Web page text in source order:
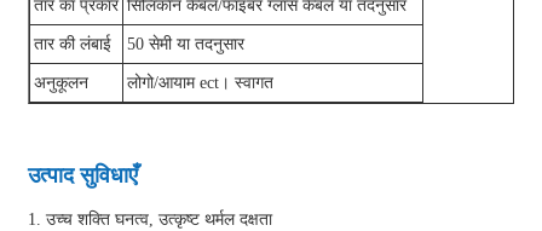
तार का प्रकार सिलिकॉन केबल/फाइबर ग्लास केबल या तदनुसार
तार की लंबाई 50 सेमी या तदनुसार
अनुकूलन लोगो/आयाम ect। स्वागत
उत्पाद सुविधाएँ
1. उच्च शक्ति घनत्व, उत्कृष्ट थर्मल दक्षता